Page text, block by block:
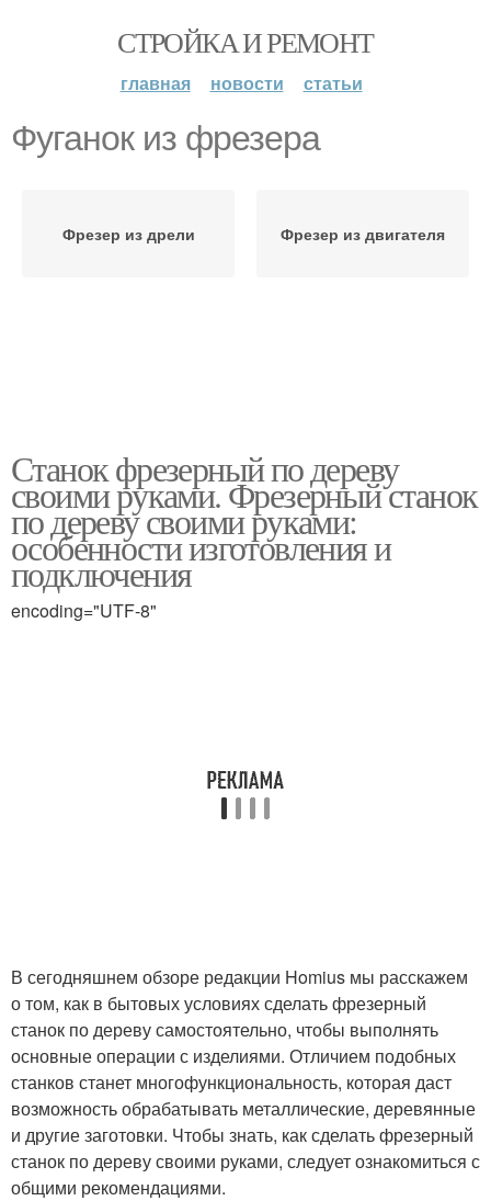
СТРОЙКА И РЕМОНТ
главная новости статьи
Фуганок из фрезера
Фрезер из дрели Фрезер из двигателя
Станок фрезерный по дереву
своими руками. Фрезерный станок
по дереву своими руками:
особенности изготовления и
подключения
encoding="UTF-8"
В сегодняшнем обзоре редакции Homius мы расскажем
о том, как в бытовых условиях сделать фрезерный
станок по дереву самостоятельно, чтобы выполнять
основные операции с изделиями. Отличием подобных
станков станет многофункциональность, которая даст
возможность обрабатывать металлические, деревянные
и другие заготовки. Чтобы знать, как сделать фрезерный
станок по дереву своими руками, следует ознакомиться с
общими рекомендациями.